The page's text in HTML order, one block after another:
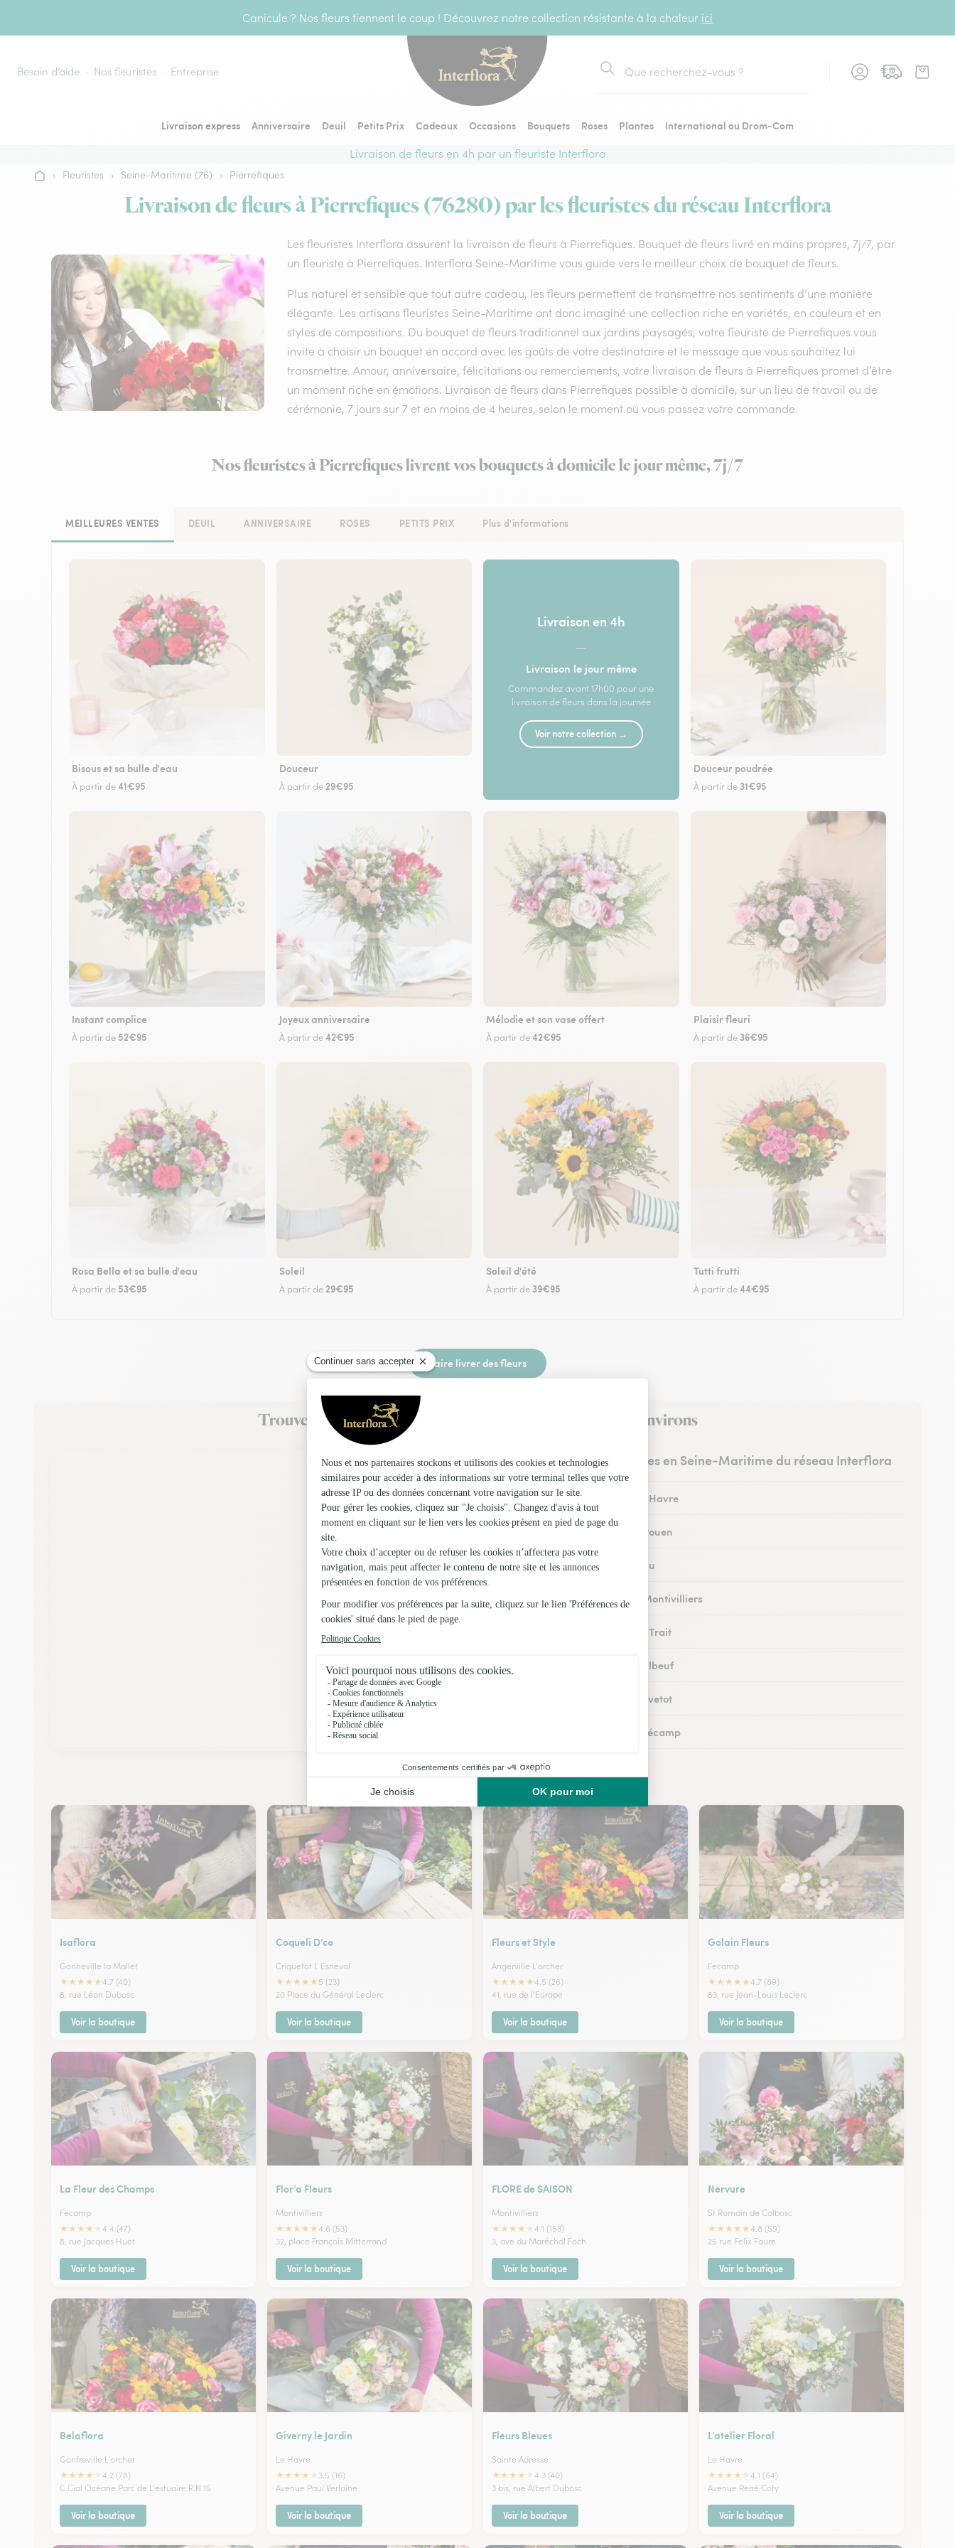
Canicule ? Nos fleurs tiennent le coup ! Découvrez notre collection résistante à la chaleur ici
Besoin d’aide Nos fleuristes Entreprise
Rechercher
Livraison express Anniversaire Deuil Petits Prix Cadeaux Occasions Bouquets Roses Plantes
International ou Drom-Com
Livraison de fleurs en 4h par un fleuriste Interflora
Accueil
› Fleuristes › Seine-Maritime (76) › Pierrefiques
Livraison de fleurs à Pierrefiques (76280) par les fleuristes du réseau Interflora
Les fleuristes Interflora assurent la livraison de fleurs à Pierrefiques. Bouquet de fleurs livré en mains propres, 7j/7, par
un fleuriste à Pierrefiques. Interflora Seine-Maritime vous guide vers le meilleur choix de bouquet de fleurs.
Plus naturel et sensible que tout autre cadeau, les fleurs permettent de transmettre nos sentiments d’une manière
élégante. Les artisans fleuristes Seine-Maritime ont donc imaginé une collection riche en variétés, en couleurs et en
styles de compositions. Du bouquet de fleurs traditionnel aux jardins paysagés, votre fleuriste de Pierrefiques vous
invite à choisir un bouquet en accord avec les goûts de votre destinataire et le message que vous souhaitez lui
transmettre. Amour, anniversaire, félicitations ou remerciements, votre livraison de fleurs à Pierrefiques promet d’être
un moment riche en émotions. Livraison de fleurs dans Pierrefiques possible à domicile, sur un lieu de travail ou de
cérémonie, 7 jours sur 7 et en moins de 4 heures, selon le moment où vous passez votre commande.
Nos fleuristes à Pierrefiques livrent vos bouquets à domicile le jour même, 7j/7
MEILLEURES VENTES DEUIL ANNIVERSAIRE ROSES PETITS PRIX Plus d'informations
Bisous et sa bulle d'eau
À partir de41€95
Douceur
À partir de 29€95
Livraison en 4h
—
Livraison le jour même
Commandez avant 17h00 pour une
livraison de fleurs dans la journée
Voir notre collection →
Douceur poudrée
À partir de 31€95
Instant complice
À partir de 52€95
Joyeux anniversaire
À partir de42€95
Mélodie et son vase offert
À partir de42€95
Plaisir fleuri
À partir de 36€95
Rosa Bella et sa bulle d'eau
À partir de 53€95
Soleil
À partir de 29€95
Soleil d'été
À partir de 39€95
Tutti frutti
À partir de44€95
Faire livrer des fleurs
Trouvez un fleuriste Interflora à Pierrefiques et dans ses environs
Les fleuristes en Seine-Maritime du réseau Interflora
Fleuristes au Havre
Fleuristes à Rouen
Fleuristes à Eu
Fleuristes à Montivilliers
Fleuristes au Trait
Fleuristes à Elbeuf
Fleuristes à Yvetot
Fleuristes à Fécamp
Fleuristes à Canteleu
Nos fleuristes à Pierrefiques
Isaflora
Gonneville la Mallet
★★★★★4.7 (40)
8, rue Léon Dubosc
Voir la boutique
Coqueli D’co
Criquetot L Esneval
★★★★★ 5 (23)
20 Place du Général Leclerc
Voir la boutique
Fleurs et Style
Angerville L'orcher
★★★★★4.5 (26)
41, rue de l'Europe
Voir la boutique
Golain Fleurs
Fecamp
★★★★★4.7 (89)
83, rue Jean-Louis Leclerc
Voir la boutique
La Fleur des Champs
Fecamp
★★★★
4.4 (47)
8, rue Jacques Huet
Voir la boutique
Flor’a Fleurs
Montivilliers
★★★★★4.6 (53)
32, place François Mitterrand
Voir la boutique
FLORE de SAISON
Montivilliers
★★★★
4.1 (153)
3, ave du Maréchal Foch
Voir la boutique
Nervure
St Romain de Colbosc
★★★★★4.8 (59)
25 rue Felix Faure
Voir la boutique
Belaflora
Gonfreville L'orcher
★★★★
4.2 (78)
C.Cial Océane Parc de L'estuaire R.N.15
Voir la boutique
Giverny le Jardin
Le Havre
★★★★
3.5 (16)
Avenue Paul Verlaine
Voir la boutique
Fleurs Bleues
Sainte Adresse
★★★★
4.3 (40)
3 bis, rue Albert Dubosc
Voir la boutique
L’atelier Floral
Le Havre
★★★★
4.1 (64)
Avenue René Coty
Voir la boutique